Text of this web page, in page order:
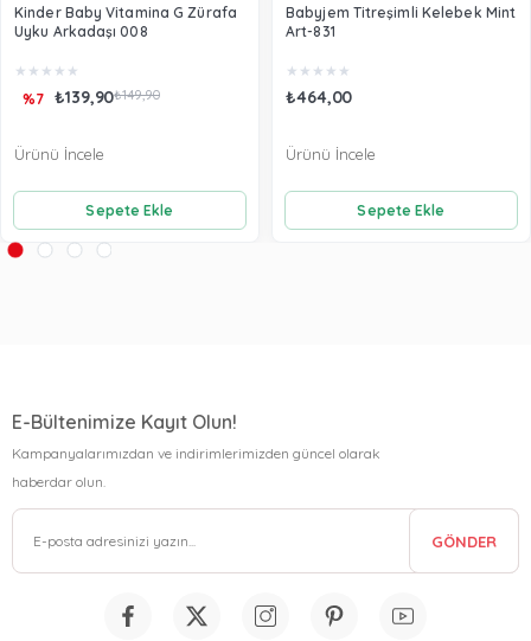
Kinder Baby Vitamina G Zürafa
Uyku Arkadaşı 008
★ ★ ★ ★ ★
₺139,90₺149,90
%7
Sepete Ekle
Ürünü İncele
Babyjem Titreşimli Kelebek Mint
Art-831
★ ★ ★ ★ ★
₺464,00
Sepete Ekle
Ürünü İncele
E-Bültenimize Kayıt Olun!
Kampanyalarımızdan ve indirimlerimizden güncel olarak
haberdar olun.
GÖNDER